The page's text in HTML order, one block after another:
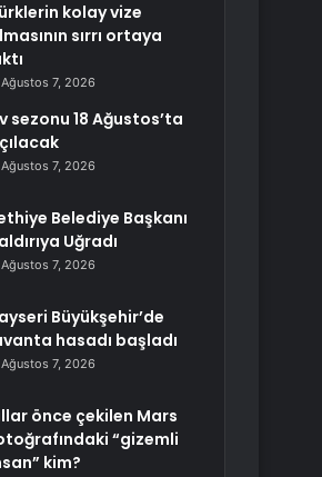
kolay vize
sırrı ortaya
Ağustos 7, 2026
sezonu 18 Ağustos’ta
Ağustos 7, 2026
Belediye Başkanı
Uğradı
Ağustos 7, 2026
Büyükşehir’de
hasadı başladı
Ağustos 7, 2026
önce çekilen Mars
“gizemli
kim?